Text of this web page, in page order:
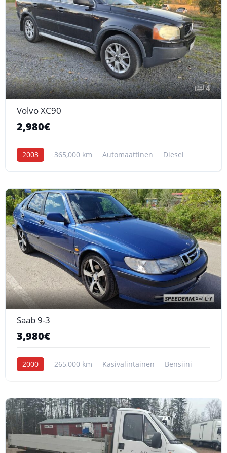
4
Volvo XC90
2,980€
2003 365,000 km Automaattinen Diesel
6
Saab 9-3
3,980€
2000 265,000 km Käsivalintainen Bensiini